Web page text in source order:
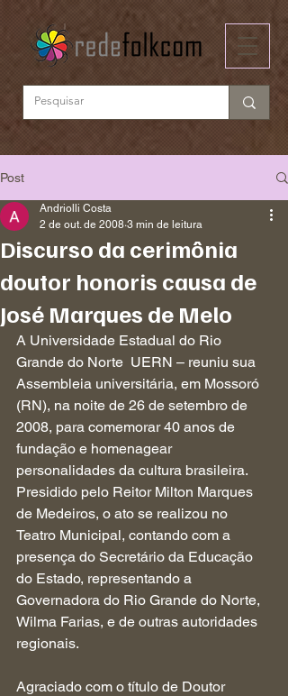
Post
Discurso da cerimônia
doutor honoris causa de
José Marques de Melo
Andriolli Costa
2 de out. de 2008 3 min de leitura
A Universidade Estadual do Rio
Grande do Norte  UERN – reuniu sua
Assembleia universitária, em Mossoró
(RN), na noite de 26 de setembro de
2008, para comemorar 40 anos de
fundação e homenagear
personalidades da cultura brasileira.
Presidido pelo Reitor Milton Marques
de Medeiros, o ato se realizou no
Teatro Municipal, contando com a
presença do Secretário da Educação
do Estado, representando a
Governadora do Rio Grande do Norte,
Wilma Farias, e de outras autoridades
regionais.
Agraciado com o título de Doutor